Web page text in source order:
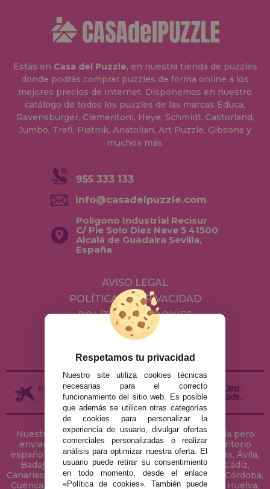
Estás en Casa del Puzzle, en nuestra tienda de puzzles
donde podrás comprar puzzles de forma online a los
mejores precios de Internet. Disponemos en nuestro
catálogo de todos los puzzles de las marcas Educa,
Ravensburger, Clementoni, Heye, Schmidt, Castorland,
Jumbo, Trefl, Piatnik, Anatolian, Art Puzzle, Gibsons y
muchos más.
955 333 133
info@casadelpuzzle.com
Polígono Industrial Recisur
C/ Pie Solo Diez Nave 5 41500
Alcalá de Guadaira Sevilla,
España
AVISO LEGAL
POLÍTICA DE PRIVACIDAD
POLÍTICA DE COOKIES
ENVÍOS Y DEVOLUCIONES
Nuestra tienda de puzzles está ubicada en Sevilla pero
enviamos tus puzzles a cualquier ciudad del territorio
español: Álava, Albacete, Alicante, Almería, Asturias, Ávila,
Badajoz, Baleares, Barcelona, Burgos, Cáceres, Cádiz,
Canarias, Cantabria, Castellón, Ceuta, Ciudad Real, Córdoba,
Cuenca, Gerona, Granada, Guadalajara, Guipúzcoa, Huelva,
Respetamos tu privacidad
Nuestro site utiliza cookies técnicas
necesarias para el correcto
funcionamiento del sitio web. Es posible
que además se utilicen otras categorías
de cookies para personalizar la
experiencia de usuario, divulgar ofertas
comerciales personalizadas o realizar
análisis para optimizar nuestra oferta. El
usuario puede retirar su consentimiento
en todo momento, desde el enlace
«Política de cookies». También puede